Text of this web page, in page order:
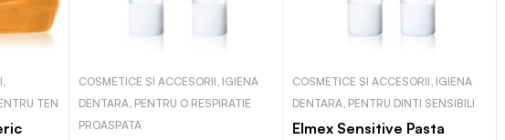
TEN
COSMETICE ȘI ACCESORII, IGIENA
DENTARA, PENTRU O RESPIRATIE
PROASPATA
COSMETICE ȘI ACCESORII, IGIENA
DENTARA, PENTRU DINTI SENSIBILI
Elmex Sensitive Pasta